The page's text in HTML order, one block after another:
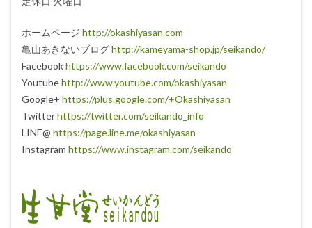
ホームページ http://okashiyasan.com
亀山あきないブログhttp://kameyama-shop.jp/seikando/
Facebookhttps://www.facebook.com/seikando
Youtubehttp://www.youtube.com/okashiyasan
Google+ https://plus.google.com/+Okashiyasan
Twitterhttps://twitter.com/seikando_info
LINE@ https://page.line.me/okashiyasan
Instagram https://www.instagram.com/seikando